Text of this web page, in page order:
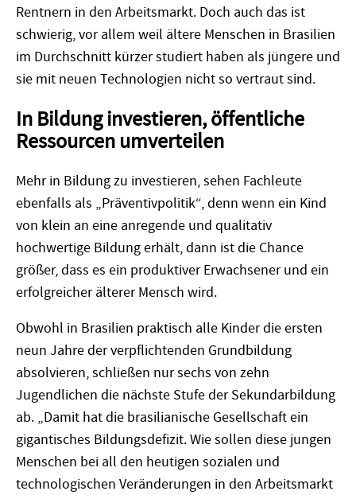
Rentnern in den Arbeitsmarkt. Doch auch das ist
schwierig, vor allem weil ältere Menschen in Brasilien
im Durchschnitt kürzer studiert haben als jüngere und
sie mit neuen Technologien nicht so vertraut sind.
In Bildung investieren, öffentliche
Ressourcen umverteilen
Mehr in Bildung zu investieren, sehen Fachleute
ebenfalls als „Präventivpolitik“, denn wenn ein Kind
von klein an eine anregende und qualitativ
hochwertige Bildung erhält, dann ist die Chance
größer, dass es ein produktiver Erwachsener und ein
erfolgreicher älterer Mensch wird.
Obwohl in Brasilien praktisch alle Kinder die ersten
neun Jahre der verpflichtenden Grundbildung
absolvieren, schließen nur sechs von zehn
Jugendlichen die nächste Stufe der Sekundarbildung
ab. „Damit hat die brasilianische Gesellschaft ein
gigantisches Bildungsdefizit. Wie sollen diese jungen
Menschen bei all den heutigen sozialen und
technologischen Veränderungen in den Arbeitsmarkt